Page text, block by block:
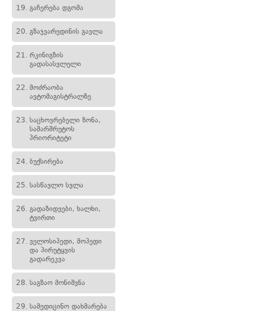
19. გაჩერება დგომა
20. გზაჯვარედინის გავლა
21. რკინიგზის
გადასასვლელი
22. მოძრაობა
ავტომაგისტრალზე
23. საცხოვრებელი ზონა,
სამარშრუტოს
პრიორიტეტი
24. ბუქსირება
25. სასწავლო სვლა
26. გადაზიდვები, ხალხი,
ტვირთი
27. ველოსიპედი, მოპედი
და პირუტყვის
გადარეკვა
28. საგზაო მონიშვნა
29. სამედიცინო დახმარება